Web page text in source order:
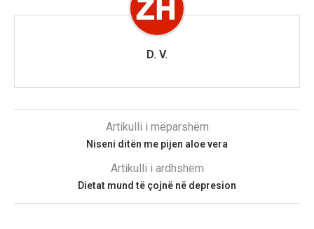
D. V.
Artikulli i mëparshëm
Niseni ditën me pijen aloe vera
Artikulli i ardhshëm
Dietat mund të çojnë në depresion